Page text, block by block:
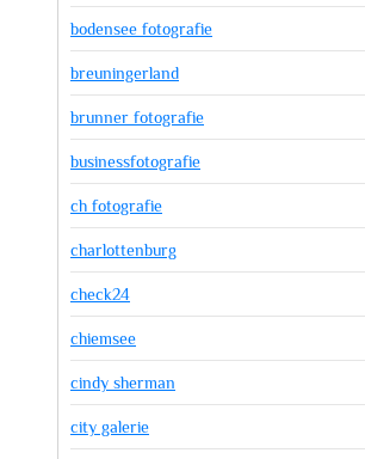
bodensee fotografie
breuningerland
brunner fotografie
businessfotografie
ch fotografie
charlottenburg
check24
chiemsee
cindy sherman
city galerie